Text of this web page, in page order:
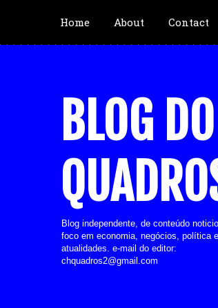
Home About Contact
BLOG DO
Blog independente, de conteúdo
foco em economia, negócios, política e
atualidades. e-mail do editor:
chquadros2@gmail.com